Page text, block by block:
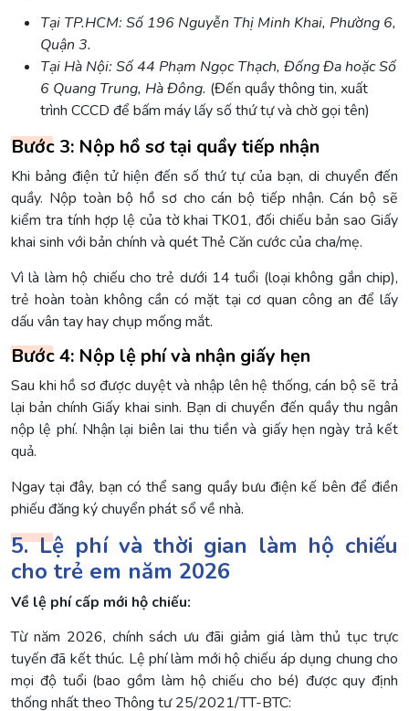
Tại TP.HCM: Số 196 Nguyễn Thị Minh Khai, Phường 6,
Quận 3.
Tại Hà Nội: Số 44 Phạm Ngọc Thạch, Đống Đa hoặc Số
6 Quang Trung, Hà Đông. (Đến quầy thông tin, xuất
trình CCCD để bấm máy lấy số thứ tự và chờ gọi tên)
Bước 3: Nộp hồ sơ tại quầy tiếp nhận
Khi bảng điện tử hiện đến số thứ tự của bạn, di chuyển đến
quầy. Nộp toàn bộ hồ sơ cho cán bộ tiếp nhận. Cán bộ sẽ
kiểm tra tính hợp lệ của tờ khai TK01, đối chiếu bản sao Giấy
khai sinh với bản chính và quét Thẻ Căn cước của cha/mẹ.
Vì là làm hộ chiếu cho trẻ dưới 14 tuổi (loại không gắn chip),
trẻ hoàn toàn không cần có mặt tại cơ quan công an để lấy
dấu vân tay hay chụp mống mắt.
Bước 4: Nộp lệ phí và nhận giấy hẹn
Sau khi hồ sơ được duyệt và nhập lên hệ thống, cán bộ sẽ trả
lại bản chính Giấy khai sinh. Bạn di chuyển đến quầy thu ngân
nộp lệ phí. Nhận lại biên lai thu tiền và giấy hẹn ngày trả kết
quả.
Ngay tại đây, bạn có thể sang quầy bưu điện kế bên để điền
phiếu đăng ký chuyển phát sổ về nhà.
5. Lệ phí và thời gian làm hộ chiếu
cho trẻ em năm 2026
Về lệ phí cấp mới hộ chiếu:
Từ năm 2026, chính sách ưu đãi giảm giá làm thủ tục trực
tuyến đã kết thúc. Lệ phí làm mới hộ chiếu áp dụng chung cho
mọi độ tuổi (bao gồm làm hộ chiếu cho bé) được quy định
thống nhất theo Thông tư 25/2021/TT-BTC: